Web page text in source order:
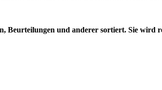
Beurteilungen und anderer sortiert. Sie